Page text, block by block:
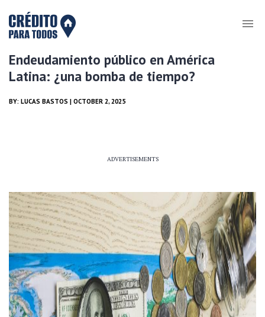
Endeudamiento público en América
Latina: ¿una bomba de tiempo?
BY: LUCAS BASTOS | OCTOBER 2, 2025
ADVERTISEMENTS